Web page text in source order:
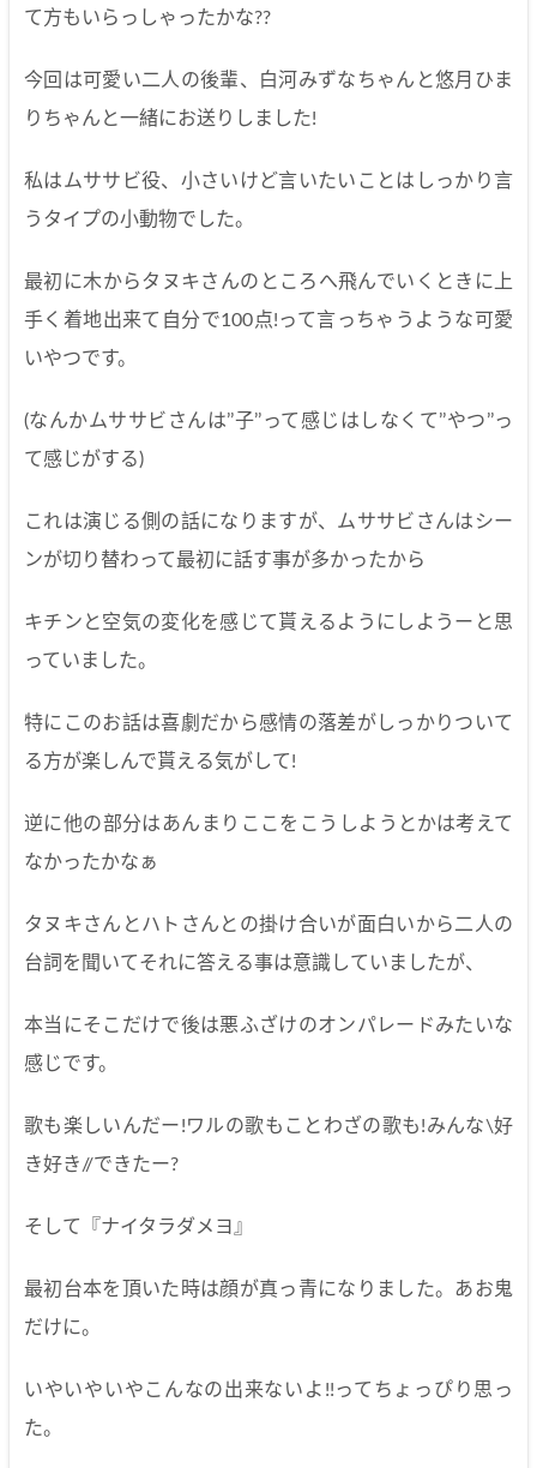
て方もいらっしゃったかな??
今回は可愛い二人の後輩、白河みずなちゃんと悠月ひま
りちゃんと一緒にお送りしました!
私はムササビ役、小さいけど言いたいことはしっかり言
うタイプの小動物でした。
最初に木からタヌキさんのところへ飛んでいくときに上
手く着地出来て自分で100点!って言っちゃうような可愛
いやつです。
(なんかムササビさんは’’子’’って感じはしなくて’’やつ’’っ
て感じがする)
これは演じる側の話になりますが、ムササビさんはシー
ンが切り替わって最初に話す事が多かったから
キチンと空気の変化を感じて貰えるようにしようーと思
っていました。
特にこのお話は喜劇だから感情の落差がしっかりついて
る方が楽しんで貰える気がして!
逆に他の部分はあんまりここをこうしようとかは考えて
なかったかなぁ
タヌキさんとハトさんとの掛け合いが面白いから二人の
台詞を聞いてそれに答える事は意識していましたが、
本当にそこだけで後は悪ふざけのオンパレードみたいな
感じです。
歌も楽しいんだー!ワルの歌もことわざの歌も!みんな\好
き好き//できたー?
そして『ナイタラダメヨ』
最初台本を頂いた時は顔が真っ青になりました。あお鬼
だけに。
いやいやいやこんなの出来ないよ!!ってちょっぴり思っ
た。